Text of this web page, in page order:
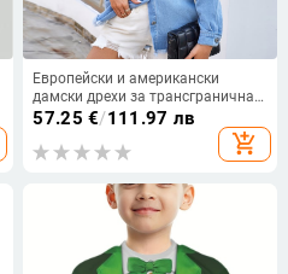
Европейски и американски
дамски дрехи за трансгранична
външна търговия Amazon
Independent Station Нова измита
широка риза с мъниста от деним
57.25 €/111.97 лв
add_shopping_cart